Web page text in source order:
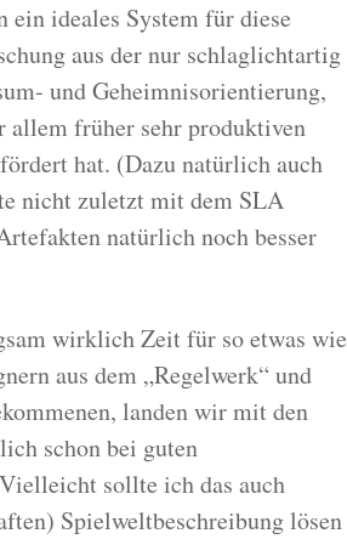
ideales System für diese
aus der nur schlaglichtartig
und Geheimnisorientierung,
allem früher sehr produktiven
hat. (Dazu natürlich auch
nicht zuletzt mit dem SLA
natürlich noch besser
wirklich Zeit für so etwas wie
aus dem „Regelwerk“ und
landen wir mit den
schon bei guten
sollte ich das auch
Spielweltbeschreibung lösen